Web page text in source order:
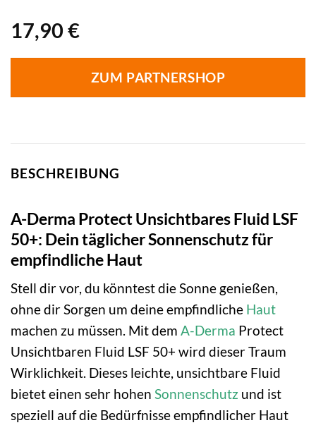
17,90 €
ZUM PARTNERSHOP
BESCHREIBUNG
A-Derma Protect Unsichtbares Fluid LSF
50+: Dein täglicher Sonnenschutz für
empfindliche Haut
Stell dir vor, du könntest die Sonne genießen,
ohne dir Sorgen um deine empfindliche Haut
machen zu müssen. Mit dem A-Derma Protect
Unsichtbaren Fluid LSF 50+ wird dieser Traum
Wirklichkeit. Dieses leichte, unsichtbare Fluid
bietet einen sehr hohen Sonnenschutz und ist
speziell auf die Bedürfnisse empfindlicher Haut